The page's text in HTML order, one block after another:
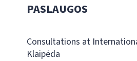
PASLAUGOS
Consultations at
Klaipėda